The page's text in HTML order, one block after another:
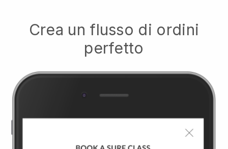
Crea un flusso di ordini
perfetto